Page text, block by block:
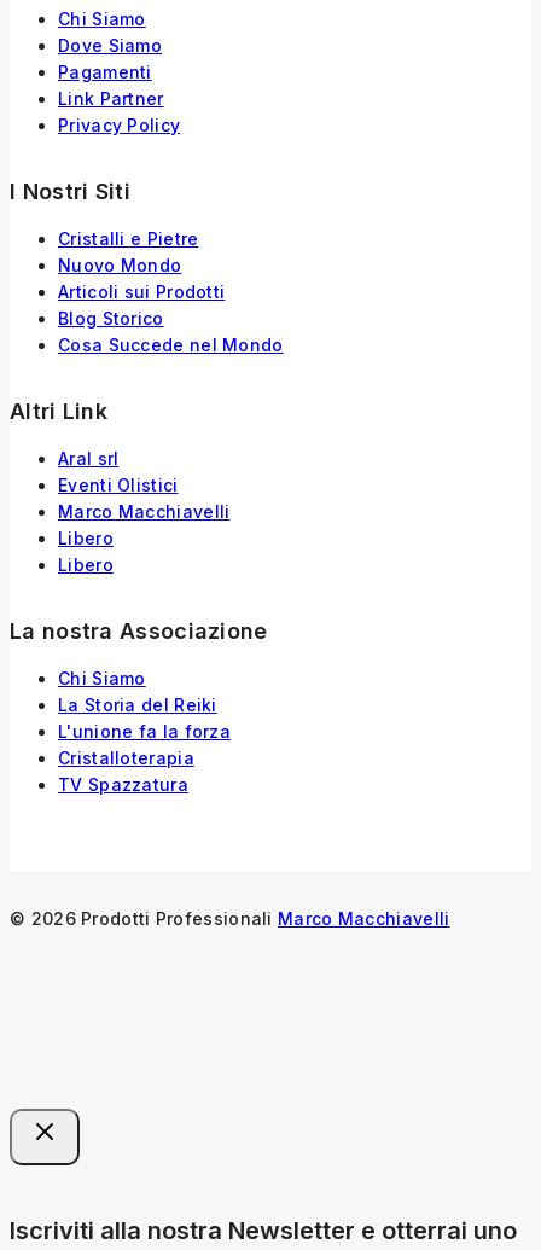
Chi Siamo
Dove Siamo
Pagamenti
Link Partner
Privacy Policy
I Nostri Siti
Cristalli e Pietre
Nuovo Mondo
Articoli sui Prodotti
Blog Storico
Cosa Succede nel Mondo
Altri Link
Aral srl
Eventi Olistici
Marco Macchiavelli
Libero
Libero
La nostra Associazione
Chi Siamo
La Storia del Reiki
L'unione fa la forza
Cristalloterapia
TV Spazzatura
© 2026 Prodotti Professionali Marco Macchiavelli
Iscriviti alla nostra Newsletter e otterrai uno